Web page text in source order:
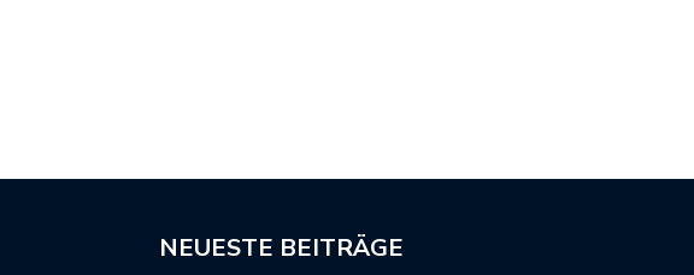
NEUESTE BEITRÄGE